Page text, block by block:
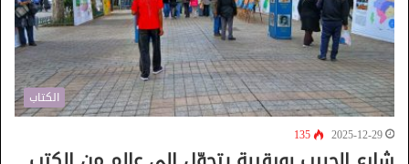
الكتاب
2025-12-29
135